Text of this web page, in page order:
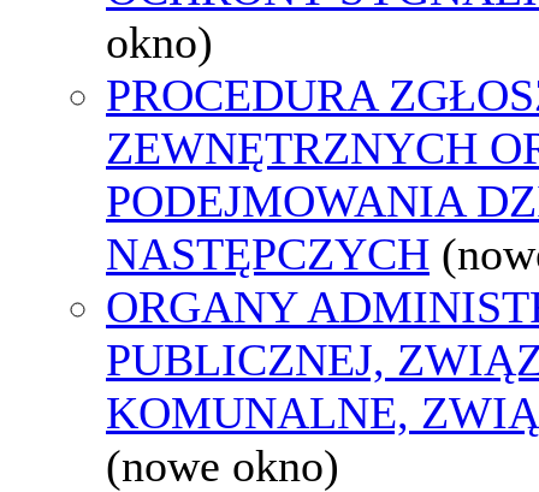
okno)
PROCEDURA
ZEWNĘTRZNYCH
PODEJMOWANIA
NASTĘPCZYCH
ORGANY
PUBLICZNEJ,
KOMUNALNE,
(nowe okno)